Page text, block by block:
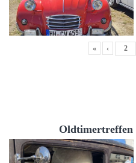
« ‹
Oldtimertreffen